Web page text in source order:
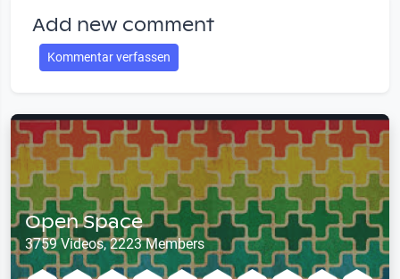
Add new comment
Kommentar verfassen
Open Space
3759 Videos, 2223 Members